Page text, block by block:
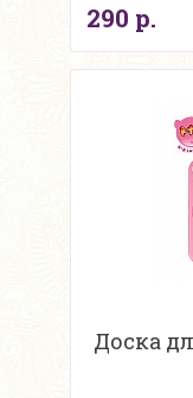
290 р.
Доска